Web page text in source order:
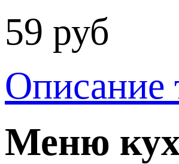
59 руб
Описание
Меню